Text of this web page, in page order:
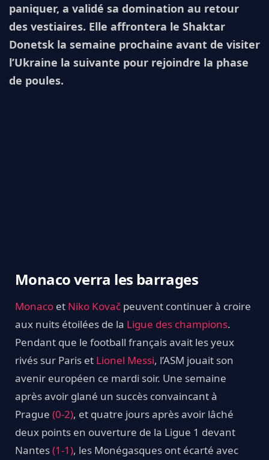
paniquer, a validé sa domination au retour
des vestiaires. Elle affrontera le Shaktar
Donetsk la semaine prochaine avant de visiter
l’Ukraine la suivante pour rejoindre la phase
de poules.
Monaco verra les barrages
Monaco et Niko Kovač peuvent continuer à croire
aux nuits étoilées de la Ligue des champions.
Pendant que le football français avait les yeux
rivés sur Paris et Lionel Messi, l’ASM jouait son
avenir européen ce mardi soir. Une semaine
après avoir glané un succès convaincant à
Prague (0-2), et quatre jours après avoir lâché
deux points en ouverture de la Ligue 1 devant
Nantes(1-1), les Monégasques ont écarté avec